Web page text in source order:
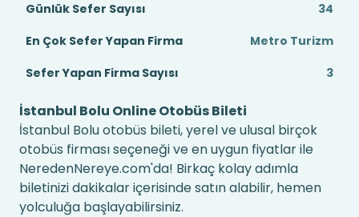
Günlük Sefer Sayısı
34
En Çok Sefer Yapan Firma
Metro Turizm
Sefer Yapan Firma Sayısı
3
İstanbul Bolu Online Otobüs Bileti
İstanbul Bolu otobüs bileti, yerel ve ulusal birçok
otobüs firması seçeneği ve en uygun fiyatlar ile
NeredenNereye.com'da! Birkaç kolay adımla
biletinizi dakikalar içerisinde satın alabilir, hemen
yolculuğa başlayabilirsiniz.